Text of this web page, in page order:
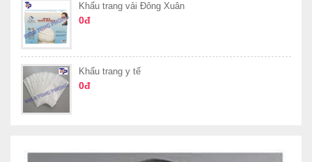
Khẩu trang vải Đông Xuân
0đ
Khẩu trang y tế
0đ